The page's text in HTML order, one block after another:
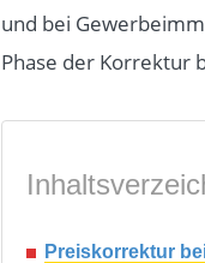
und bei
Phase der Korrektur
Preiskorrektur